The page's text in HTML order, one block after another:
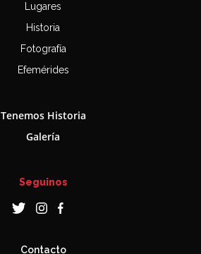
Lugares
Historia
Fotografía
Efemérides
Tenemos Historia
Galería
Seguinos
Contacto